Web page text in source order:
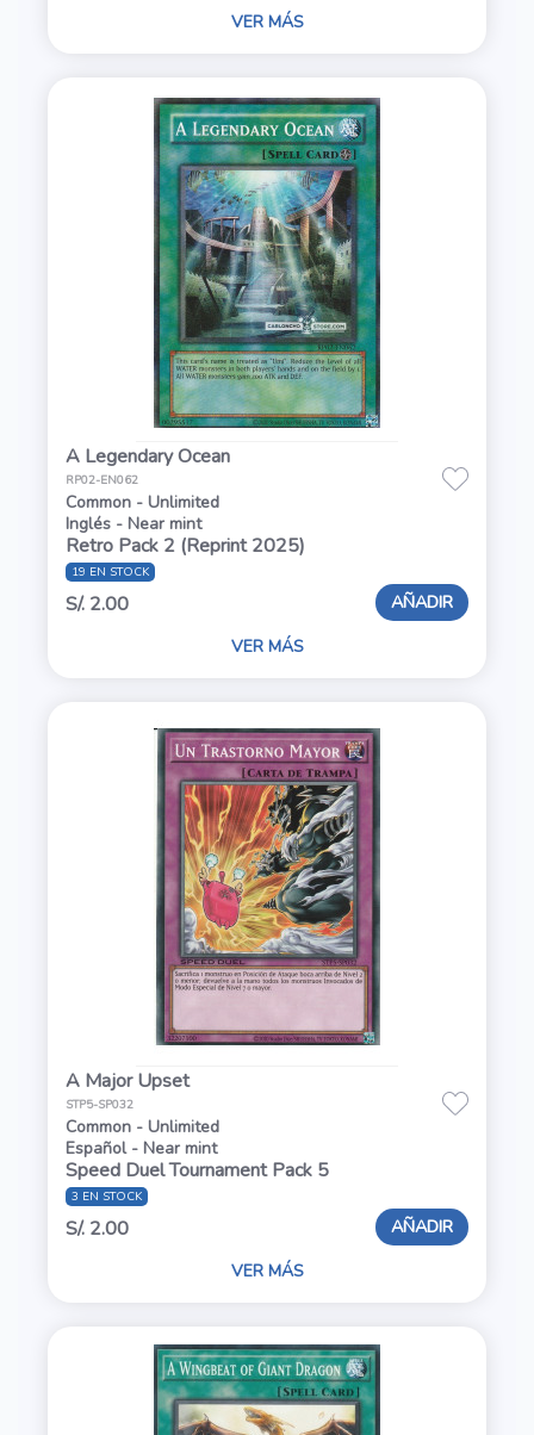
VER MÁS
A Legendary Ocean
RP02-EN062
Common - Unlimited
Inglés - Near mint
Retro Pack 2 (Reprint 2025)
19 EN STOCK
S/. 2.00 AÑADIR
VER MÁS
A Major Upset
STP5-SP032
Common - Unlimited
Español - Near mint
Speed Duel Tournament Pack 5
3 EN STOCK
S/. 2.00 AÑADIR
VER MÁS